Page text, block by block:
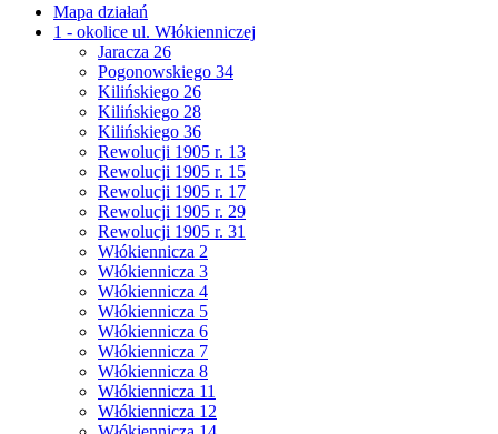
Mapa działań
1 - okolice ul. Włókienniczej
Jaracza 26
Pogonowskiego 34
Kilińskiego 26
Kilińskiego 28
Kilińskiego 36
Rewolucji 1905 r. 13
Rewolucji 1905 r. 15
Rewolucji 1905 r. 17
Rewolucji 1905 r. 29
Rewolucji 1905 r. 31
Włókiennicza 2
Włókiennicza 3
Włókiennicza 4
Włókiennicza 5
Włókiennicza 6
Włókiennicza 7
Włókiennicza 8
Włókiennicza 11
Włókiennicza 12